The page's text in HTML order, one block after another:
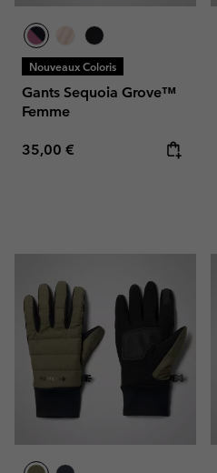
Nouveaux Coloris
Gants Sequoia Grove™
Femme
Regular price:
35,00 €